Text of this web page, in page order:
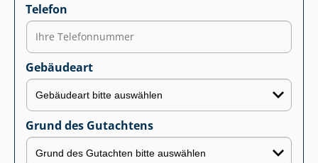
Telefon
Gebäudeart
Grund des Gutachtens